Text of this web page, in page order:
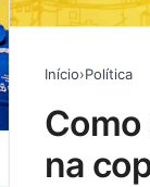
Início›Política
como a migração se tornou chave para o sucesso
na